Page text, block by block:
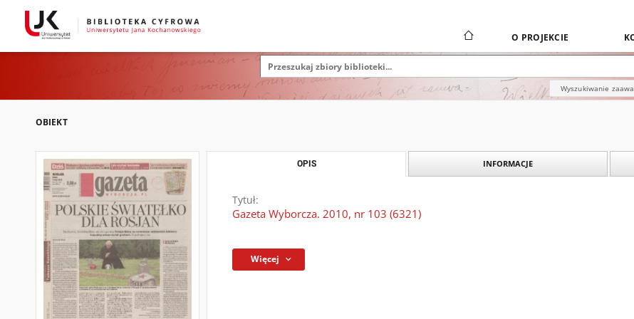
O PROJEKCIE
Wyszukiwanie
OBIEKT
OPIS INFORMACJE
Tytuł:
Gazeta Wyborcza. 2010, nr 103 (6321)
Więcej